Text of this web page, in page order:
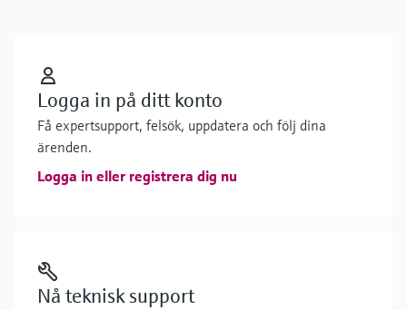
Logga in på ditt konto
Få expertsupport, felsök, uppdatera och följ dina
ärenden.
Logga in eller registrera dig nu
Nå teknisk support